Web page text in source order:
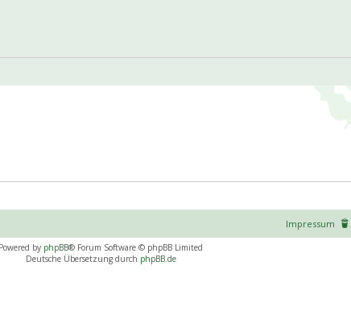
Impressum
Powered by phpBB® Forum Software © phpBB Limited
Deutsche Übersetzung durch phpBB.de